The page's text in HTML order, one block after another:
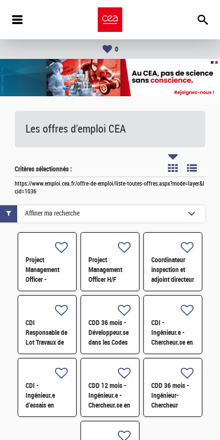
0
Les offres d'emploi CEA
Critères sélectionnés :
https://www.emploi.cea.fr/offre-de-emploi/liste-toutes-offres.aspx?mode=layer&l
cid=1036
Project
Management
Officer -
Référent Cost
Project
Management
Officer H/F
Coordinateur
inspection et
adjoint directeur
qualité/inspection
CDI
Responsable de
Lot Travaux de
Démantèlement
CDD 36 mois -
Développeur.se
dans les Codes
de Traitement
Nucléaires et
Monte-Carlo H/F
CDI -
Ingénieur.e -
Chercheur.se en
caractérisation
atomique
tomographique
H/F
CDI -
Ingénieur.e
d'essais en
mécanique
CDD 12 mois -
Ingénieur.e -
Chercheur.se en
Matériaux et
CDD 36 mois -
Ingénieur-
Chercheur
matériaux -
Affiner ma recherche